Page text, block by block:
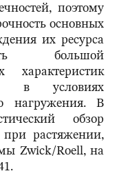
поэтому
основных
их ресурса
большой
характеристик
в условиях
нагружения. В
обзор
при растяжении,
Zwick/Roell, на